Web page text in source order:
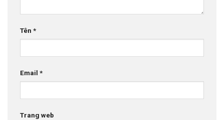
Tên *
Email *
Trang web